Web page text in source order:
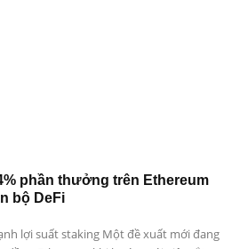
phần thưởng trên Ethereum
bộ DeFi
lợi suất staking Một đề xuất mới đang